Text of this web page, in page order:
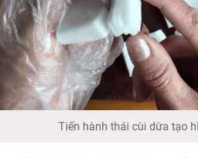
Tiến hành thái cùi dừa tạo